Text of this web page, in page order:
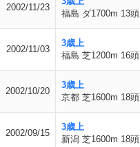
2002/11/23
福島 ダ1700m 13頭
2002/11/03
3歳上
福島 芝1200m 16頭
2002/10/20
3歳上
京都 芝1600m 18頭
2002/09/15
3歳上
新潟 芝1600m 18頭